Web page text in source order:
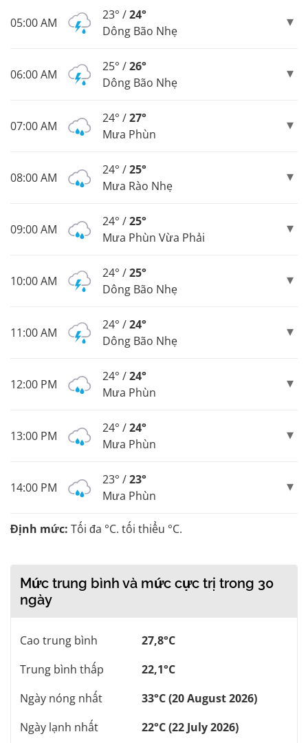
05:00 AM
23° /24°
Dông Bão Nhẹ
06:00 AM
25° /26°
Dông Bão Nhẹ
07:00 AM
24° /27°
Mưa Phùn
08:00 AM
24° /25°
Mưa Rào Nhẹ
09:00 AM
24° /25°
Mưa Phùn Vừa Phải
10:00 AM
24° /25°
Dông Bão Nhẹ
11:00 AM
24° /24°
Dông Bão Nhẹ
12:00 PM
24° /24°
Mưa Phùn
13:00 PM
24° /24°
Mưa Phùn
14:00 PM
23° /23°
Mưa Phùn
Định mức: Tối đa °C. tối thiểu °C.
Mức trung bình và mức cực trị trong 30
ngày
Cao trung bình
27,8°C
Trung bình thấp
22,1°C
Ngày nóng nhất
33°C (20 August 2026)
Ngày lạnh nhất
22°C (22 July 2026)